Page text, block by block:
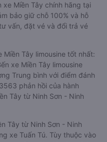
xe Miền Tây chính hãng tại
bảo giữ chỗ 100% và hỗ
vấn, đặt vé và đổi trả vé
Miền Tây limousine tốt nhất:
xe Miền Tây limousine
Trung bình với điểm đánh
phản hồi của hành
Tây từ Ninh Sơn - Ninh
Tây từ Ninh Sơn - Ninh
xe Tuấn Tú. Tùy thuộc vào